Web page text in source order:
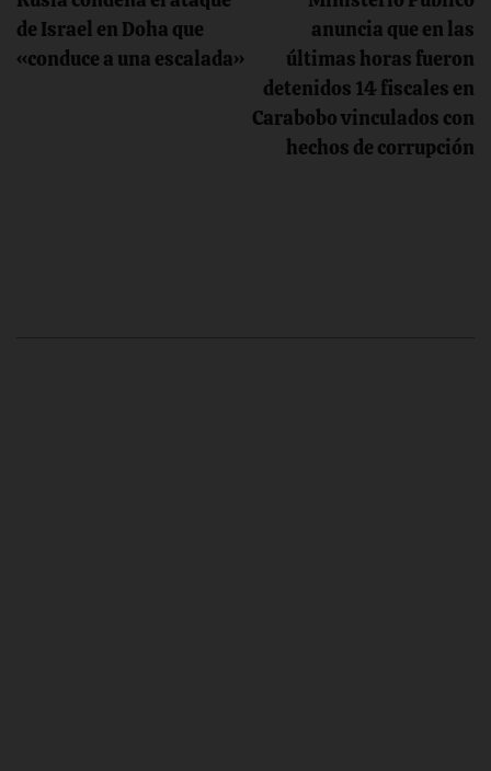
de
entradas
de Israel en Doha que
«conduce a una escalada»
anuncia que en las
últimas horas fueron
detenidos 14 fiscales en
Carabobo vinculados con
hechos de corrupción